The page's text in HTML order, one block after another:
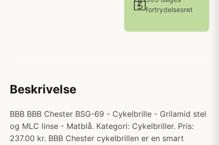
fortrydelsesret
Beskrivelse
BBB BBB Chester BSG-69 - Cykelbrille - Grilamid stel
og MLC linse - Matblå. Kategori: Cykelbriller. Pris:
237.00 kr. BBB Chester cykelbrillen er en smart